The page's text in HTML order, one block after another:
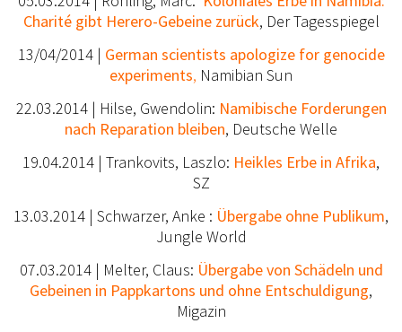
Charité gibt Herero-Gebeine zurück, Der Tagesspiegel
13/04/2014 | German scientists apologize for genocide
experiments, Namibian Sun
22.03.2014 | Hilse, Gwendolin: Namibische Forderungen
nach Reparation bleiben, Deutsche Welle
19.04.2014 | Trankovits, Laszlo: Heikles Erbe in Afrika,
SZ
13.03.2014 | Schwarzer, Anke : Übergabe ohne Publikum,
Jungle World
07.03.2014 | Melter, Claus: Übergabe von Schädeln und
Gebeinen in Pappkartons und ohne Entschuldigung,
Migazin